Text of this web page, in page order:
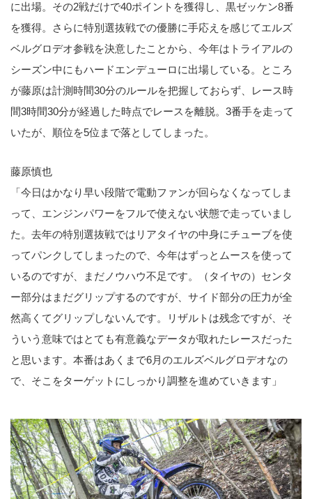
に出場。その2戦だけで40ポイントを獲得し、黒ゼッケン8番
を獲得。さらに特別選抜戦での優勝に手応えを感じてエルズ
ベルグロデオ参戦を決意したことから、今年はトライアルの
シーズン中にもハードエンデューロに出場している。ところ
が藤原は計測時間30分のルールを把握しておらず、レース時
間3時間30分が経過した時点でレースを離脱。3番手を走って
いたが、順位を5位まで落としてしまった。
藤原慎也
「今日はかなり早い段階で電動ファンが回らなくなってしま
って、エンジンパワーをフルで使えない状態で走っていまし
た。去年の特別選抜戦ではリアタイヤの中身にチューブを使
ってパンクしてしまったので、今年はずっとムースを使って
いるのですが、まだノウハウ不足です。（タイヤの）センタ
ー部分はまだグリップするのですが、サイド部分の圧力が全
然高くてグリップしないんです。リザルトは残念ですが、そ
ういう意味ではとても有意義なデータが取れたレースだった
と思います。本番はあくまで6月のエルズベルグロデオなの
で、そこをターゲットにしっかり調整を進めていきます」